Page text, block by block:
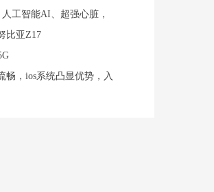
工智能AI、超强心脏，
比亚Z17
畅，ios系统凸显优势，入